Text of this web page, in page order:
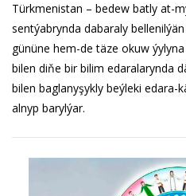
Türkmenistan – bedew batly at-
sentýabrynda dabaraly
gününe hem-de täze okuw
bilen diňe bir bilim edaralarynda
bilen baglanyşykly beýleki edara-
alnyp barylýar.